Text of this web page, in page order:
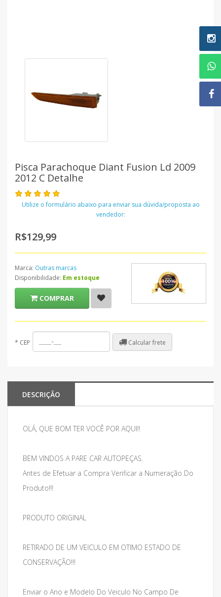
Pisca Parachoque Diant Fusion Ld 2009
2012 C Detalhe
Utilize o formulário abaixo para enviar sua dúvida/proposta ao
vendedor:
R$129,99
Marca: Outras marcas
Disponibilidade: Em estoque
COMPRAR
* CEP Calcular frete
DESCRIÇÃO
OLÁ, QUE BOM TER VOCÊ POR AQUI!!
BEM VINDOS A PARE CAR AUTOPEÇAS.
Antes de Efetuar a Compra Verificar a Numeração Do
Produto!!!
PRODUTO ORIGINAL
RETIRADO DE UM VEICULO EM OTIMO ESTADO DE
CONSERVAÇÃO!!!
Enviar o Ano e Modelo Do Veiculo No Campo De